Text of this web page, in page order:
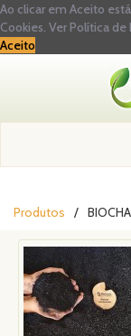
Ao clicar em Aceito
Cookies. Ver Política de
Aceito
Produtos